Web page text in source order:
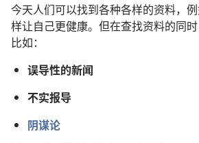
今天人们可以找到各种各样的资料，
样让自己更健康。但在查找资料的同时
比如：
误导性的新闻
不实报导
阴谋论